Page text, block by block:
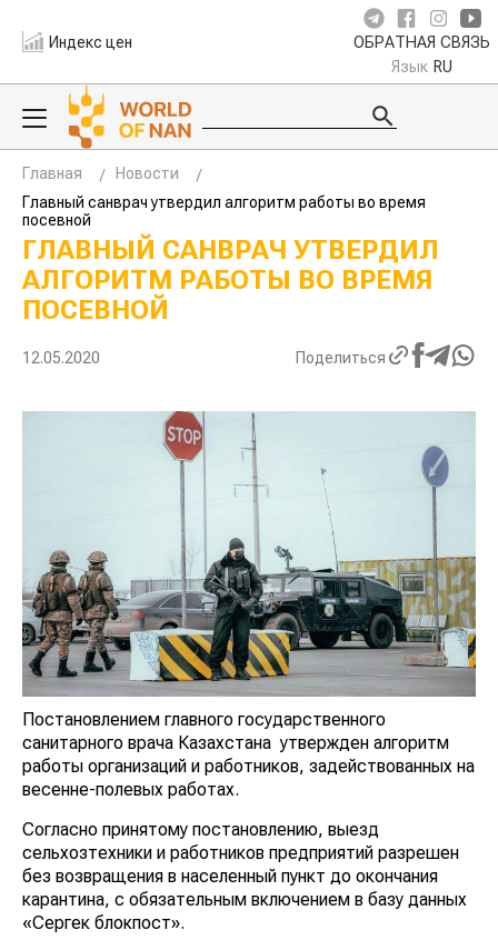
Индекс цен ОБРАТНАЯ СВЯЗЬ
Язык RU
Главная
Новости
Главный санврач утвердил алгоритм работы во время
посевной
ГЛАВНЫЙ САНВРАЧ УТВЕРДИЛ
АЛГОРИТМ РАБОТЫ ВО ВРЕМЯ
ПОСЕВНОЙ
12.05.2020 Поделиться
Постановлением главного государственного
санитарного врача Казахстана утвержден алгоритм
работы организаций и работников, задействованных на
весенне-полевых работах.
Согласно принятому постановлению, выезд
сельхозтехники и работников предприятий разрешен
без возвращения в населенный пункт до окончания
карантина, с обязательным включением в базу данных
«Сергек блокпост».